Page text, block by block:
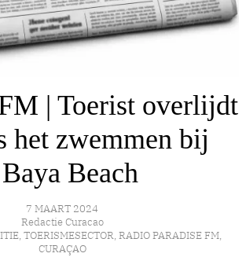
| Toerist overlijdt
het zwemmen bij
Baya Beach
7 MAART 2024
Redactie Curacao
, TOERISMESECTOR, RADIO PARADISE FM,
CURAÇAO